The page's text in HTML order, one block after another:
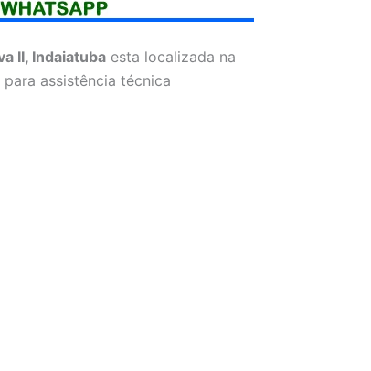
II, Indaiatuba esta localizada na
assistência técnica